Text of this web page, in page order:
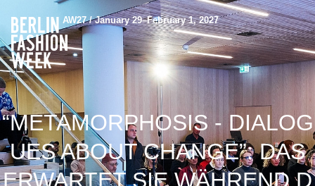
AW27 / January 29–February 1, 2027
“METAMORPHOSIS - DIALOG
UES ABOUT CHANGE”: DAS
ERWARTET SIE WÄHREND D